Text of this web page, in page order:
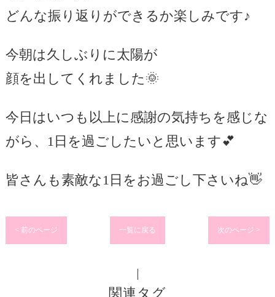
どんな振り返りができるか楽しみです♪
今朝は久しぶりに太陽が
顔を出してくれました🌞
今日はいつも以上に感謝の気持ちを感じな
がら、1日を過ごしたいと思います💕
皆さんも素敵な1日をお過ごし下さいね👋
< 前のページ 一覧に戻る 次のページ >
関連タグ